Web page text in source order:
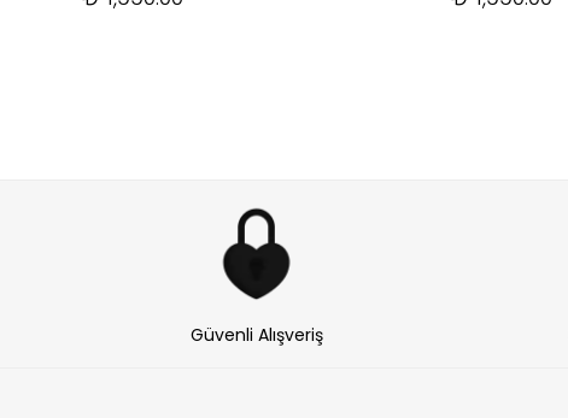
Güvenli Alışveriş